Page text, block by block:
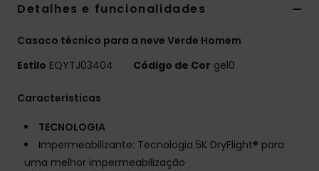
Detalhes e funcionalidades
Casaco técnico para a neve Verde Homem
Estilo EQYTJ03404 Código de Cor gel0
Características
TECNOLOGIA
Impermeabilizante: Tecnologia 5K DryFlight® para
uma melhor impermeabilização